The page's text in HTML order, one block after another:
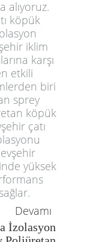
alıyoruz.
köpük
iklim
karşı
etkili
biri
sprey
köpük
çatı
yüksek
sağlar.
Devamı
İzolasyon